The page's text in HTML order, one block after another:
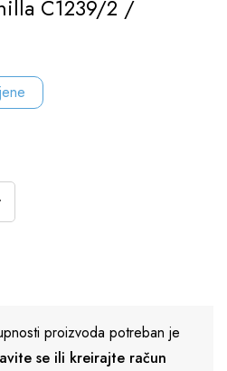
C1239/2 /
proizvoda potreban je
se ili kreirajte račun